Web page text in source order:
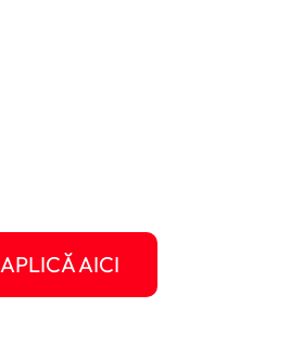
APLICĂ AICI